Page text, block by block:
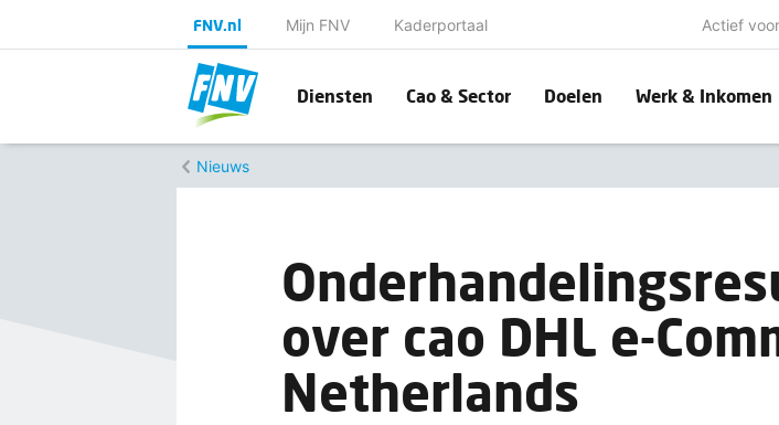
FNV.nl Mijn FNV Kaderportaal Actief
Diensten Cao & Sector Doelen Werk & Inkomen
Nieuws
over cao DHL e-
Netherlands